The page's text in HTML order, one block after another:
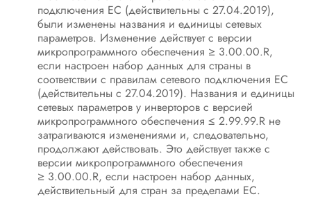
подключения ЕС (действительны с 27.04.2019),
были изменены названия и единицы сетевых
параметров. Изменение действует с версии
микропрограммного обеспечения ≥ 3.00.00.R,
если настроен набор данных для страны в
соответствии с правилам сетевого подключения ЕС
(действительны с 27.04.2019). Названия и единицы
сетевых параметров у инверторов с версией
микропрограммного обеспечения ≤ 2.99.99.R не
затрагиваются изменениями и, следовательно,
продолжают действовать. Это действует также с
версии микропрограммного обеспечения
≥ 3.00.00.R, если настроен набор данных,
действительный для стран за пределами ЕС.